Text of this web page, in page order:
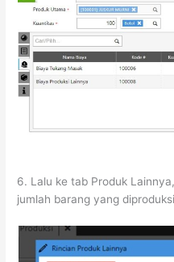
6. Lalu ke tab Produk
jumlah barang yang